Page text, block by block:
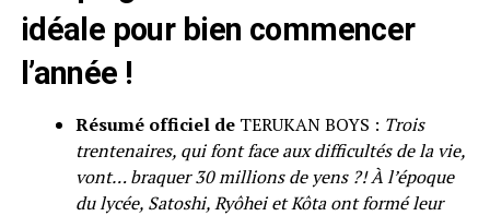
idéale pour bien commencer
l’année !
Résumé officiel de TERUKAN BOYS : Trois
trentenaires, qui font face aux difficultés de la vie,
vont… braquer 30 millions de yens ?! À l’époque
du lycée, Satoshi, Ryôhei et Kôta ont formé leur